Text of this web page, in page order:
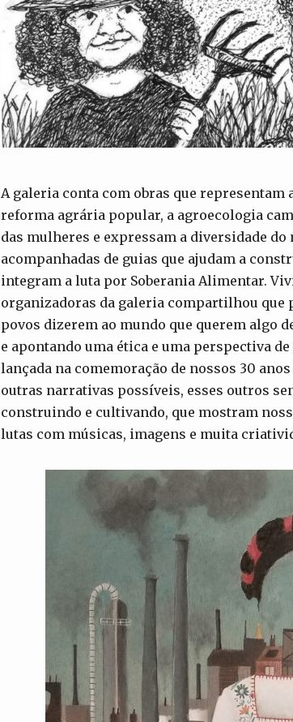
A galeria conta com obras que representam
reforma agrária popular, a agroecologia
das mulheres e expressam a diversidade
acompanhadas de guias que ajudam a
integram a luta por Soberania Alimentar.
organizadoras da galeria compartilhou que
povos dizerem ao mundo que querem algo
e apontando uma ética e uma perspectiva
lançada na comemoração de nossos 30
outras narrativas possíveis, esses outros
construindo e cultivando, que mostram
lutas com músicas, imagens e muita